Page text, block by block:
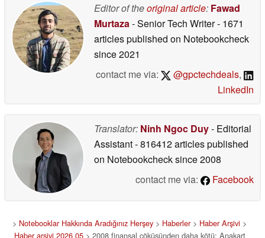
Editor of theoriginal article: Fawad
Murtaza- Senior Tech Writer- 1671
articles published on Notebookcheck
since 2021
contact me via:
@gpctechdeals,
LinkedIn
Translator: Ninh Ngoc Duy- Editorial
Assistant- 816412 articles published
on Notebookchecksince 2008
contact me via:
Facebook
> Notebooklar Hakkında Aradığınız Herşey > Haberler> Haber Arşivi >
Haber arşivi 2026 05> 2008 finansal çöküşünden daha kötü: Anakart